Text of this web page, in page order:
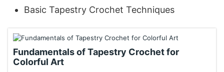
Basic Tapestry Crochet Techniques
Fundamentals of Tapestry Crochet for
Colorful Art